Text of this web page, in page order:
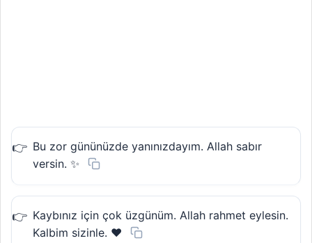
Bu zor gününüzde yanınızdayım. Allah sabır
versin. ✨
Kaybınız için çok üzgünüm. Allah rahmet eylesin.
Kalbim sizinle. ❤️